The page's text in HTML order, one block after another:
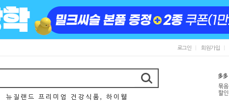
로그인 회원가입
뉴 질 랜 드 프 리 미 엄 건 강 식 품 , 하 이 웰